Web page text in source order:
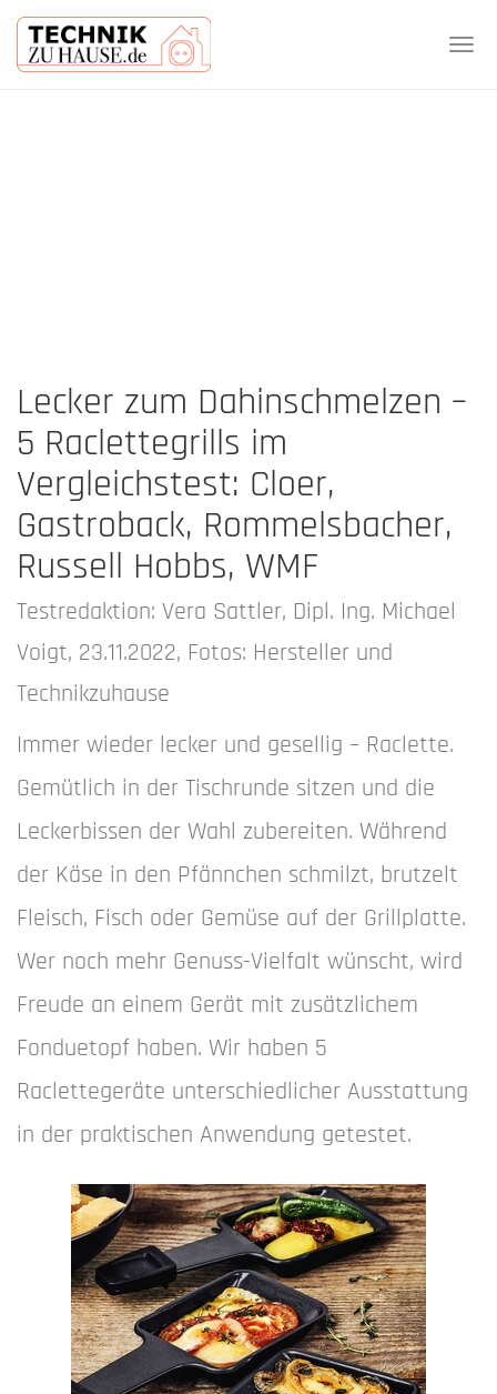
Lecker zum Dahinschmelzen –
5 Raclettegrills im
Vergleichstest: Cloer,
Gastroback, Rommelsbacher,
Russell Hobbs, WMF
Testredaktion: Vera Sattler, Dipl. Ing. Michael
Voigt, 23.11.2022, Fotos: Hersteller und
Technikzuhause
Immer wieder lecker und gesellig – Raclette.
Gemütlich in der Tischrunde sitzen und die
Leckerbissen der Wahl zubereiten. Während
der Käse in den Pfännchen schmilzt, brutzelt
Fleisch, Fisch oder Gemüse auf der Grillplatte.
Wer noch mehr Genuss-Vielfalt wünscht, wird
Freude an einem Gerät mit zusätzlichem
Fonduetopf haben. Wir haben 5
Raclettegeräte unterschiedlicher Ausstattung
in der praktischen Anwendung getestet.